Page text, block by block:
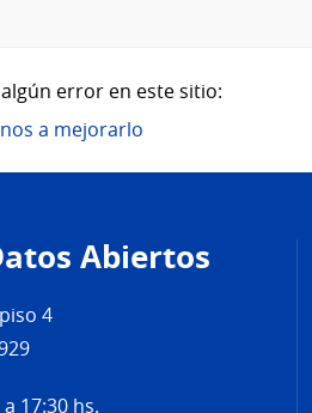
error en este sitio:
a mejorarlo
Abiertos
4
17:30 hs.